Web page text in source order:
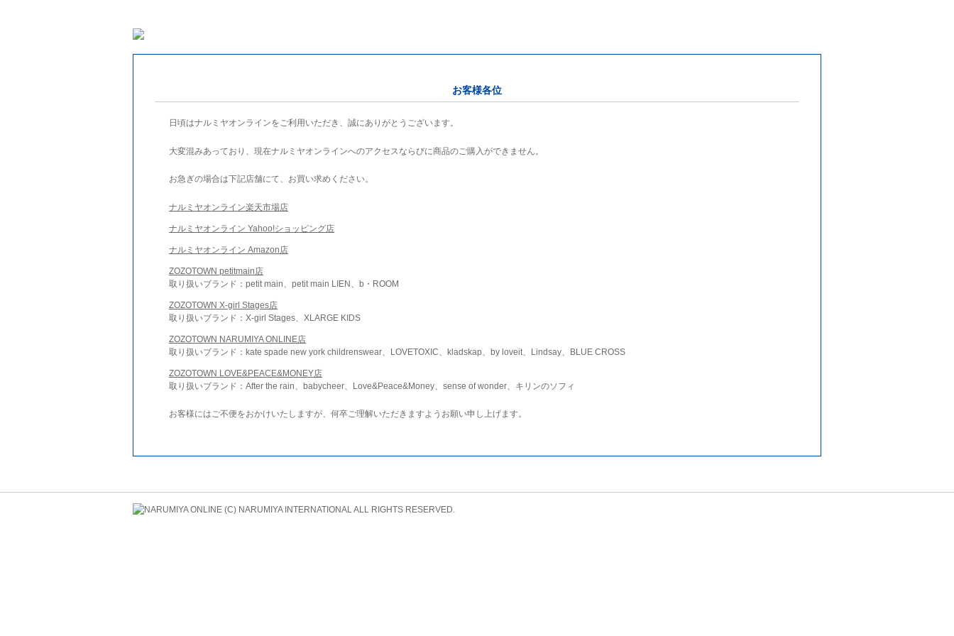
お客様各位
日頃はナルミヤオンラインをご利用いただき、誠にありがとうございます。
大変混みあっており、現在ナルミヤオンラインへのアクセスならびに商品のご購入ができません。
お急ぎの場合は下記店舗にて、お買い求めください。
ナルミヤオンライン楽天市場店
ナルミヤオンライン Yahoo!ショッピング店
ナルミヤオンライン Amazon店
ZOZOTOWN petitmain店
取り扱いブランド：petit main、petit main LIEN、b・ROOM
ZOZOTOWN X-girl Stages店
取り扱いブランド：X-girl Stages、XLARGE KIDS
ZOZOTOWN NARUMIYA ONLINE店
取り扱いブランド：kate spade new york childrenswear、LOVETOXIC、kladskap、by loveit、Lindsay、BLUE CROSS
ZOZOTOWN LOVE&PEACE&MONEY店
取り扱いブランド：After the rain、babycheer、Love&Peace&Money、sense of wonder、キリンのソフィ
お客様にはご不便をおかけいたしますが、何卒ご理解いただきますようお願い申し上げます。